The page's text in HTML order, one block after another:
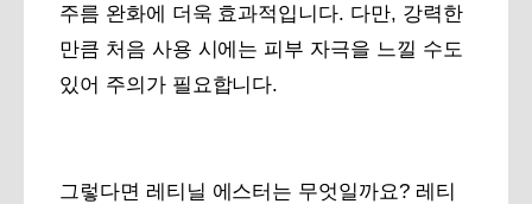
주름 완화에 더욱 효과적입니다. 다만, 강력한
만큼 처음 사용 시에는 피부 자극을 느낄 수도
있어 주의가 필요합니다.
그렇다면 레티닐 에스터는 무엇일까요? 레티